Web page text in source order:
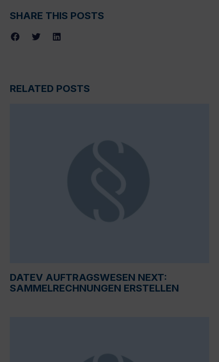
SHARE THIS POSTS
RELATED POSTS
DATEV AUFTRAGSWESEN NEXT:
SAMMELRECHNUNGEN ERSTELLEN